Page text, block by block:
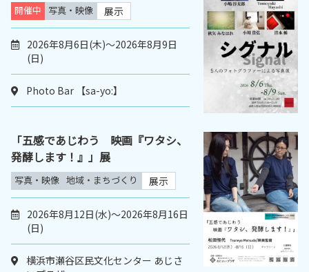
開催中 写真・映像 展示
2026年8月6日(木)～2026年8月9日
(日)
Photo Bar 【sa-yo:】
「五感であじわう 映画『ワタシ、
発酵します！』」展
写真・映像 地域・まちづくり 展示
2026年8月12日(水)～2026年8月16日
(日)
横浜市瀬谷区民文化センター あじさ